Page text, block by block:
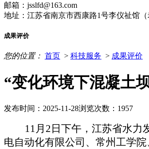
邮箱：jsslfd@163.com
地址：江苏省南京市西康路1号李仪祉馆
成果评价
您的位置： 首页 > 科技服务 > 成果评价
“变化环境下混凝土
发布时间：2025-11-28浏览次数：1957
11月2日下午，江苏省水力
电自动化有限公司、常州工学